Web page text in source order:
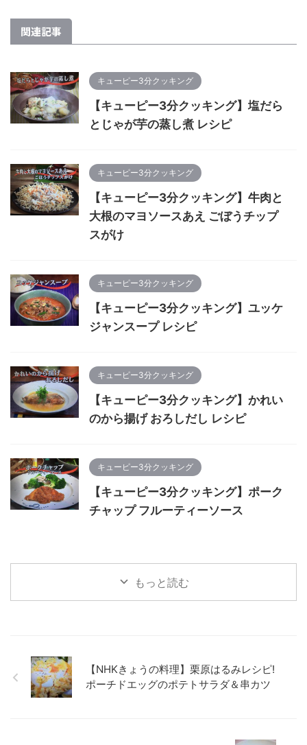
関連記事
キューピー3分クッキング
【キューピー3分クッキング】塩だら
とじゃが芋の蒸し煮 レシピ
キューピー3分クッキング
【キューピー3分クッキング】牛肉と
大根のマヨソースあえ ごぼうチップ
スがけ
キューピー3分クッキング
【キューピー3分クッキング】ユッケ
ジャンスープ レシピ
キューピー3分クッキング
【キューピー3分クッキング】かれい
のから揚げ おろしだし レシピ
キューピー3分クッキング
【キューピー3分クッキング】ポーク
チャップ フルーティーソース
もっと読む
【NHKきょうの料理】栗原はるみレシピ!
ポーチドエッグのポテトサラダ＆串カツ